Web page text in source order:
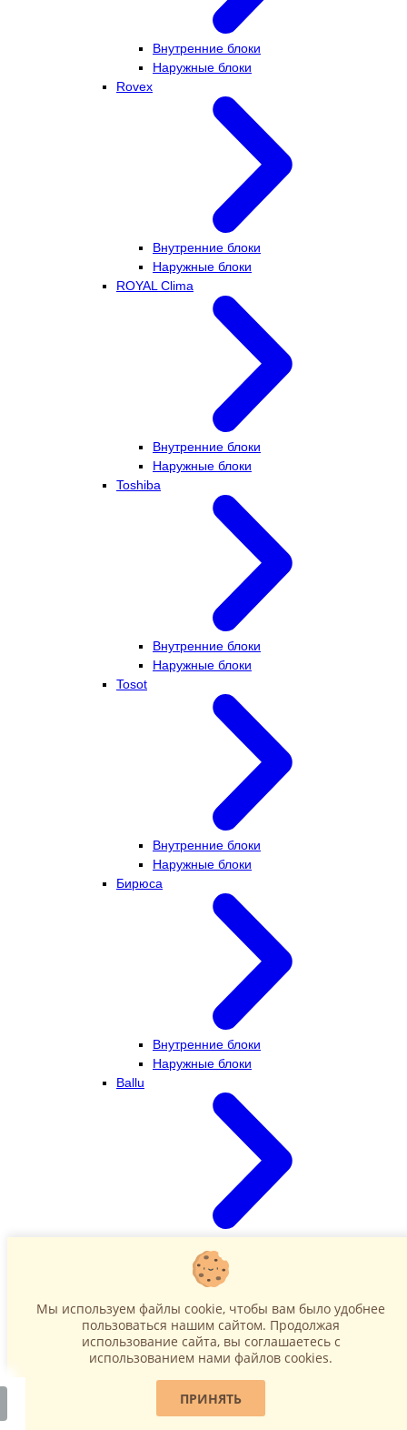
Внутренние блоки
Наружные блоки
Rovex
Внутренние блоки
Наружные блоки
ROYAL Clima
Внутренние блоки
Наружные блоки
Toshiba
Внутренние блоки
Наружные блоки
Tosot
Внутренние блоки
Наружные блоки
Бирюса
Внутренние блоки
Наружные блоки
Ballu
Наружные блоки
Мы используем файлы cookie, чтобы вам было удобнее
пользоваться нашим сайтом. Продолжая
использование сайта, вы соглашаетесь c
использованием нами файлов cookies.
ПРИНЯТЬ